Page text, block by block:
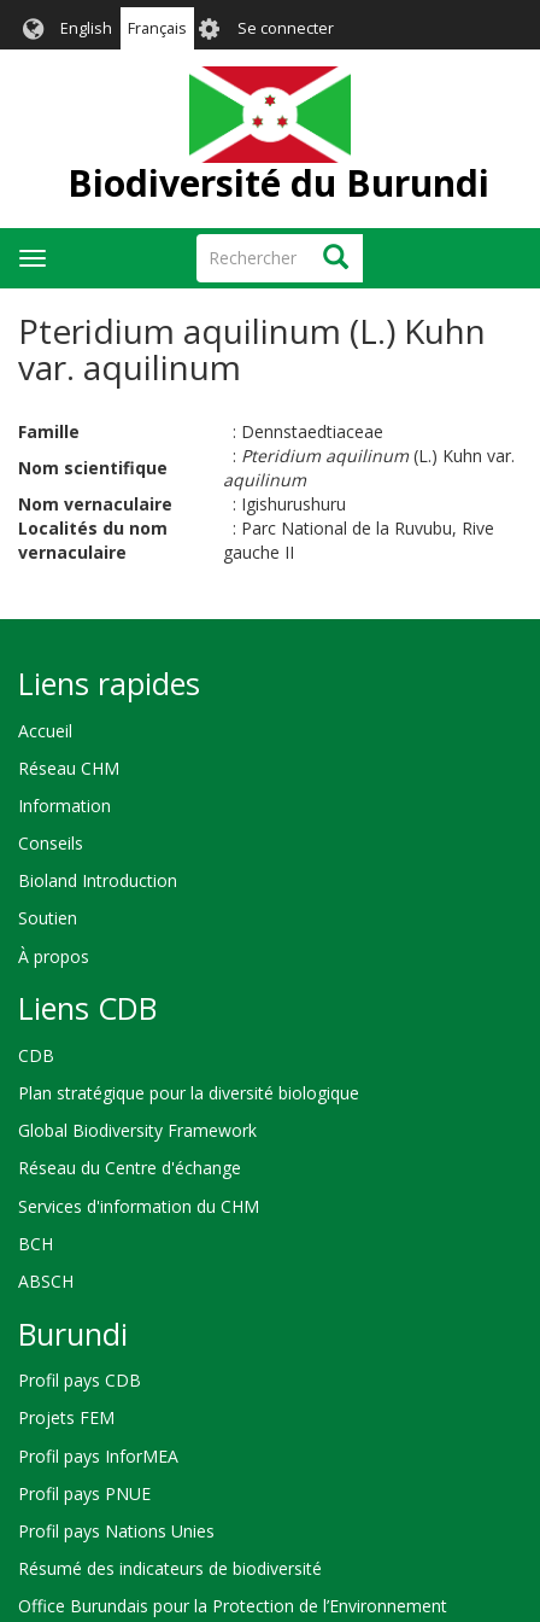
English Français User
account
menu
Se connecter
Biodiversité du Burundi
Rechercher Rechercher
Toggle
navigation
Pteridium aquilinum (L.) Kuhn
var. aquilinum
Famille : Dennstaedtiaceae
Nom scientifique
: Pteridium aquilinum(L.) Kuhn var.
aquilinum
Nom vernaculaire
: Igishurushuru
Localités du nom
vernaculaire
: Parc National de la Ruvubu, Rive
gauche II
Liens rapides
Accueil
Réseau CHM
Information
Conseils
Bioland Introduction
Soutien
À propos
Liens CDB
CDB
Plan stratégique pour la diversité biologique
Global Biodiversity Framework
Réseau du Centre d'échange
Services d'information du CHM
BCH
ABSCH
Burundi
Profil pays CDB
Projets FEM
Profil pays InforMEA
Profil pays PNUE
Profil pays Nations Unies
Résumé des indicateurs de biodiversité
Office Burundais pour la Protection de l’Environnement